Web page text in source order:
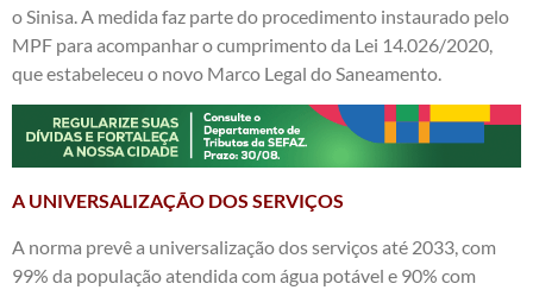
o Sinisa. A medida faz parte do procedimento instaurado pelo
MPF para acompanhar o cumprimento da Lei 14.026/2020,
que estabeleceu o novo Marco Legal do Saneamento.
A UNIVERSALIZAÇÃO DOS SERVIÇOS
A norma prevê a universalização dos serviços até 2033, com
99% da população atendida com água potável e 90% com